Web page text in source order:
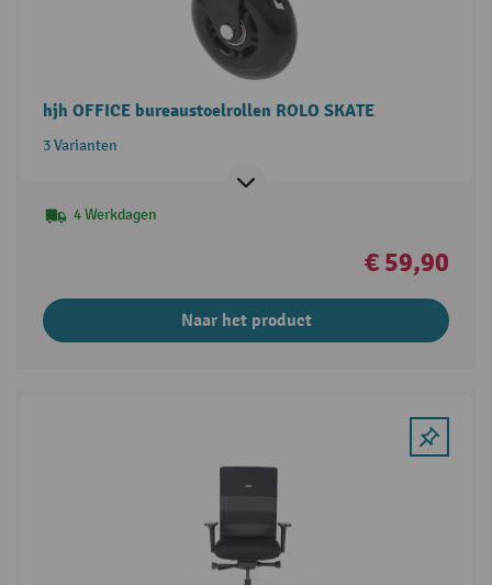
hjh OFFICE bureaustoelrollen ROLO SKATE
3 Varianten
4 Werkdagen
€ 59,90
Naar het product